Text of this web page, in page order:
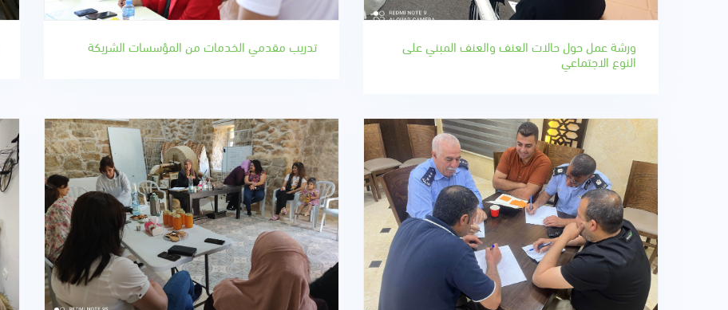
ورشة عمل حول حالات العنف والعنف المبني على
النوع الاجتماعي
تدريب مقدمي الخدمات من المؤسسات الشريكة